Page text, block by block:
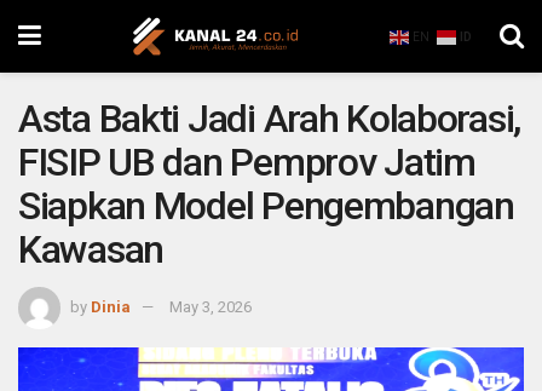
EN ID
Asta Bakti Jadi Arah Kolaborasi,
FISIP UB dan Pemprov Jatim
Siapkan Model Pengembangan
Kawasan
by Dinia May 3, 2026